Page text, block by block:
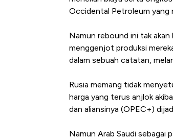
Occidental Petroleum yang
Namun rebound ini tak
menggenjot produksi
dalam sebuah catatan,
Rusia memang tidak
harga yang terus anjlok
dan aliansinya (OPEC+)
Namun Arab Saudi sebagai